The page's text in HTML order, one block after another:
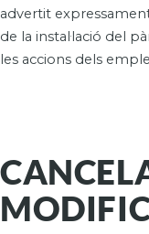
advertit
de la instal·lació del
les accions dels